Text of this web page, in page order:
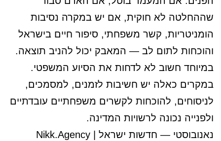
שההחלטה לא חוקית, אם יש במקרה נסיבות
הומניטריות, קשר משפחתי, סיפור חיים בישראל
והוכחות לתום לב — המאבק יכול להניב תוצאה.
במיוחד חשוב לא לדחות את הסיוע המשפטי.
במקרים כאלה יש חשיבות לזמנים, למסמכים,
לניסוחים, להוכחות לקשרים משפחתיים עובדתיים
ולפנייה נכונה לרשויות המדינה.
נאנובוסטי — חדשות ישראל | Nikk.Agency